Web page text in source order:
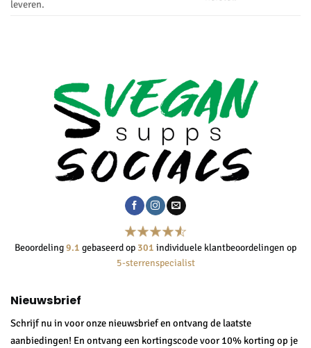
leveren.
Beoordeling9.1 gebaseerd op 301 individuele klantbeoordelingen op
5-sterrenspecialist
Nieuwsbrief
Schrijf nu in voor onze nieuwsbrief en ontvang de laatste
aanbiedingen! En ontvang een kortingscode voor 10% korting op je